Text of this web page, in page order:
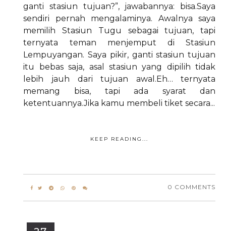
ganti stasiun tujuan?”, jawabannya: bisa.Saya
sendiri pernah mengalaminya. Awalnya saya
memilih Stasiun Tugu sebagai tujuan, tapi
ternyata teman menjemput di Stasiun
Lempuyangan. Saya pikir, ganti stasiun tujuan
itu bebas saja, asal stasiun yang dipilih tidak
lebih jauh dari tujuan awal.Eh… ternyata
memang bisa, tapi ada syarat dan
ketentuannya.Jika kamu membeli tiket secara...
KEEP READING...
0 COMMENTS